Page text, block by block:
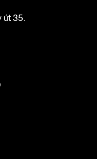
út 35.